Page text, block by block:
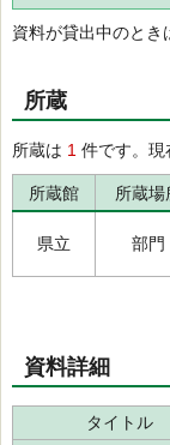
資料が貸出中のと
所蔵
所蔵は 1 件です。現
所蔵館 所蔵場
県立 部門
資料詳細
タイトル